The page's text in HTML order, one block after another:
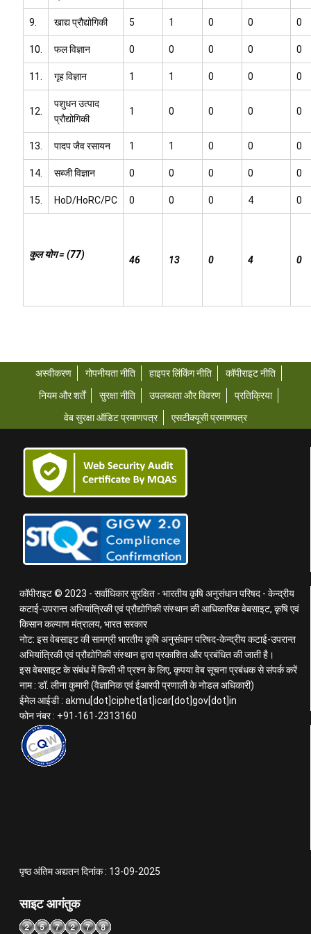
9. खाद्य प्रौद्योगिकी 5 1 0 0 0
10. फल विज्ञान 0 0 0 0 0
11. गृह विज्ञान 1 1 0 0 0
12.
पशुधन उत्पाद
प्रौद्योगिकी
1 0 0 0 0
13. पादप जैव रसायन 1 1 0 0 0
14. सब्जी विज्ञान 0 0 0 0 0
15. HoD/HoRC/PC 0 0 0 4 0
कुल योग = (77)
46 13 0 4 0
अस्वीकरण गोपनीयता नीति हाइपर लिंकिंग नीति
कॉपीराइट नीति
नियम और शर्तें
सुरक्षा नीति उपलब्धता और विवरण
प्रतिक्रिया
वेब सुरक्षा ऑडिट प्रमाणपत्र
एसटीक्यूसी प्रमाणपत्र
कॉपीराइट © 2023 - सर्वाधिकार सुरक्षित - भारतीय कृषि अनुसंधान परिषद - केन्द्रीय
कटाई-उपरान्त अभियांत्रिकी एवं प्रौद्योगिकी संस्थान की आधिकारिक वेबसाइट, कृषि एवं
किसान कल्याण मंत्रालय, भारत सरकार
नोट: इस वेबसाइट की सामग्री भारतीय कृषि अनुसंधान परिषद-केन्द्रीय कटाई-उपरान्त
अभियांत्रिकी एवं प्रौद्योगिकी संस्थान द्वारा प्रकाशित और प्रबंधित की जाती है।
इस वेबसाइट के संबंध में किसी भी प्रश्न के लिए, कृपया वेब सूचना प्रबंधक से संपर्क करें
नाम : डॉ. लीना कुमारी (वैज्ञानिक एवं ईआरपी प्रणाली के नोडल अधिकारी)
ईमेल आईडी : akmu[dot]ciphet[at]icar[dot]gov[dot]in
फोन नंबर : +91-161-2313160
पृष्ठ अंतिम अद्यतन दिनांक : 13-09-2025
साइट आगंतुक